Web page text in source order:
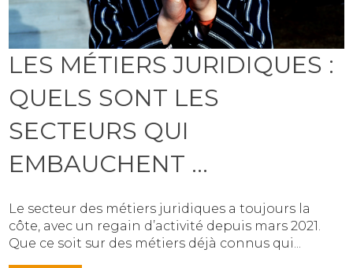
LES MÉTIERS JURIDIQUES :
QUELS SONT LES
SECTEURS QUI
EMBAUCHENT ...
Le secteur des métiers juridiques a toujours la
côte, avec un regain d’activité depuis mars 2021.
Que ce soit sur des métiers déjà connus qui...